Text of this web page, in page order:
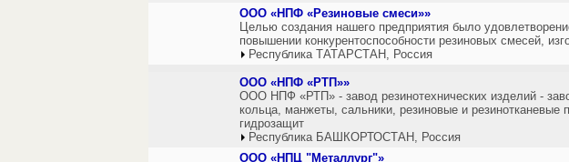
ООО «НПФ «Резиновые смеси»»
Целью создания нашего предприятия было
повышении конкурентоспособности резиновых смесей,
Республика ТАТАРСТАН, Россия
ООО «НПФ «РТП»»
ООО НПФ «РТП» - завод резинотехнических изделий -
кольца, манжеты, сальники, резиновые и
гидрозащит
Республика БАШКОРТОСТАН, Россия
ООО «НПЦ "Металлург"»